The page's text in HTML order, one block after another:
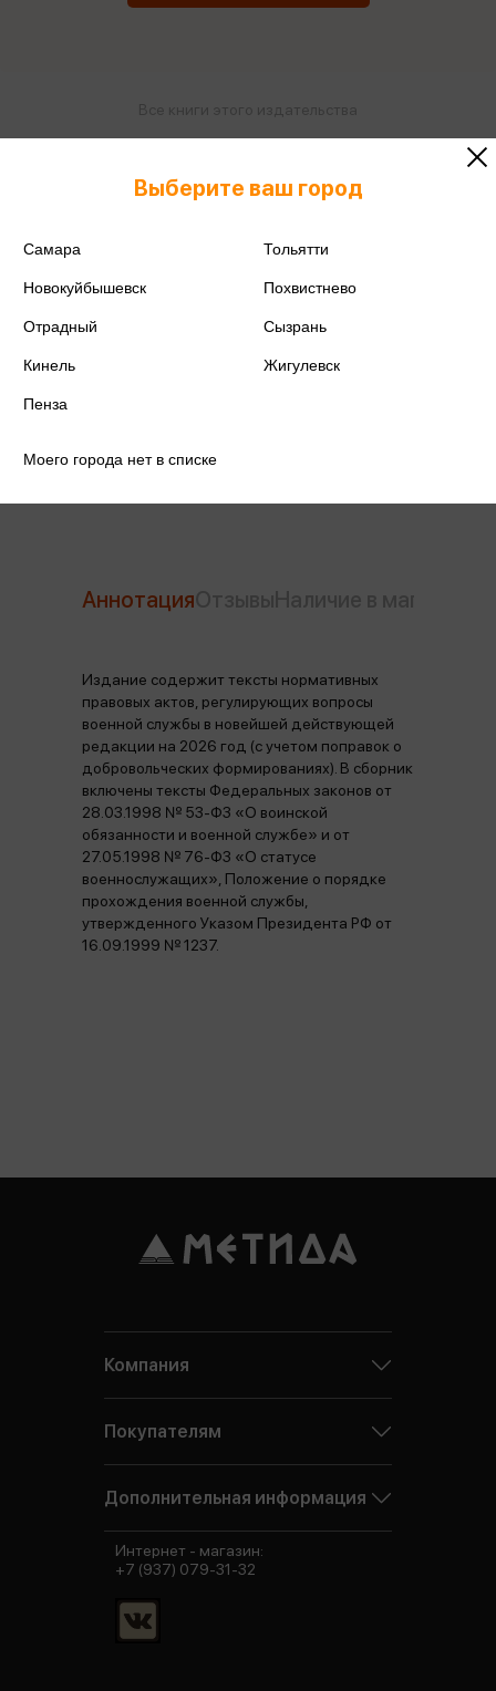
Аннотация
Издание содержит тексты нормативных
правовых актов, регулирующих вопросы
военной службы в новейшей действующей
редакции на 2026 год (с учетом поправок о
добровольческих формированиях). В сборник
включены тексты Федеральных законов от
28.03.1998 № 53-ФЗ «О воинской
обязанности и военной службе» и от
27.05.1998 № 76-ФЗ «О статусе
военнослужащих», Положение о порядке
прохождения военной службы,
утвержденного Указом Президента РФ от
16.09.1999 № 1237.
Выберите ваш город
Самара Тольятти
Новокуйбышевск Похвистнево
Отрадный Сызрань
Кинель Жигулевск
Пенза
Моего города нет в списке
Компания
Покупателям
Дополнительная информация
Интернет - магазин:
+7 (937) 079-31-32